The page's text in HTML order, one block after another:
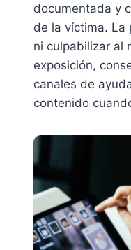
documentada y
de la víctima. La
ni culpabilizar al
exposición,
canales de
contenido